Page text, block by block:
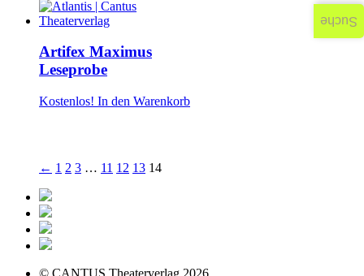
Artifex Maximus
Leseprobe
Kostenlos! In den Warenkorb
← 1 2 3 … 11 12 13 14
© CANTUS Theaterverlag 2026
Suche